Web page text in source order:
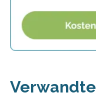
Verwandte